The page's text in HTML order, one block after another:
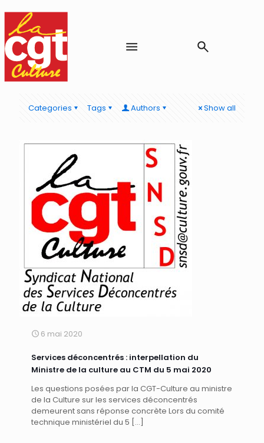
Categories Tags Authors Show all
6 mai 2020
Services déconcentrés : interpellation du
Ministre de la culture au CTM du 5 mai 2020
Les questions posées par la CGT-Culture au ministre
de la Culture sur les services déconcentrés
demeurent sans réponse concrète Lors du comité
technique ministériel du 5 […]